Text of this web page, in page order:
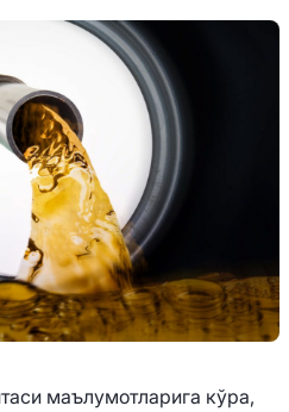
маълумотларига кўра,